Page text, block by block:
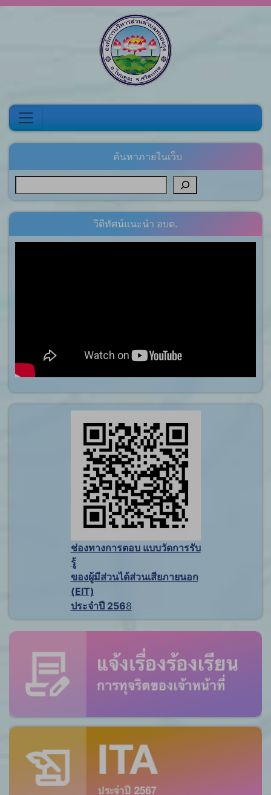
ค้นหาภายในเว็บ
วีดีทัศน์แนะนำ อบต.
ช่องทางการตอบ แบบวัดการรับ
รู้
ของผู้มีส่วนได้ส่วนเสียภายนอก
(EIT)
ประจำปี 2568